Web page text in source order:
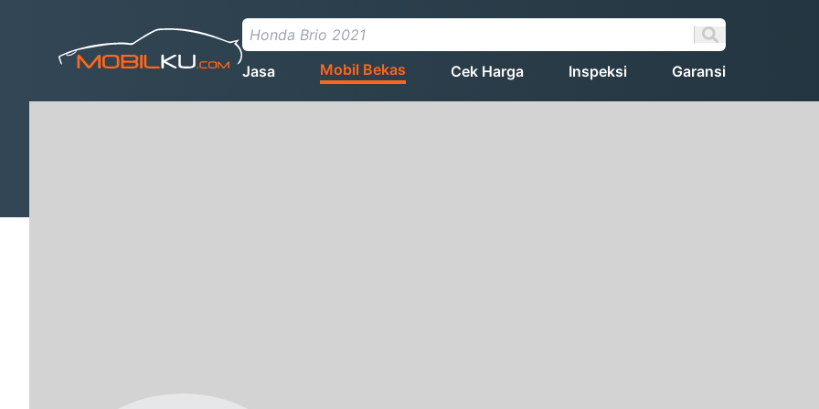
Jasa Mobil Bekas Cek Harga Inspeksi Garansi